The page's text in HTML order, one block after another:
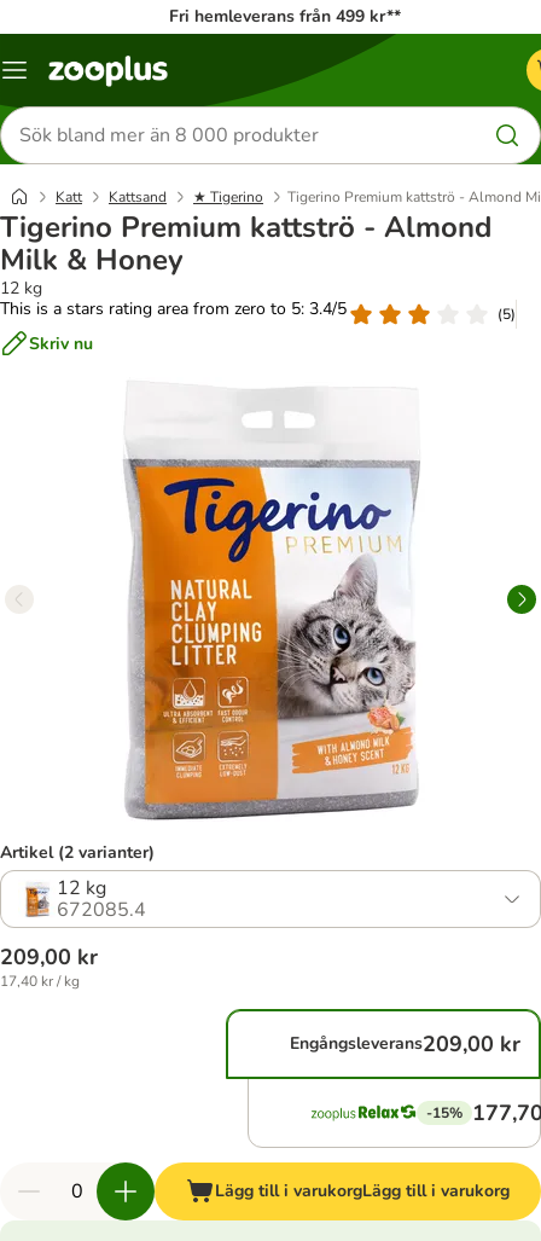
Fri hemleverans från 499 kr**
Katalogmeny
Sök
efter
produkter
Katt Kattsand ★ Tigerino Tigerino Premium kattströ - Almond
Tigerino Premium kattströ - Almond
Milk & Honey
12 kg
This is a stars rating area from zero to 5: 3.4/5
(5)
Skriv nu
Artikel (2 varianter)
12 kg
672085.4
209,00 kr
17,40 kr / kg
Engångsleverans209,00 kr
-15%
Lägg till i varukorgLägg till i varukorg